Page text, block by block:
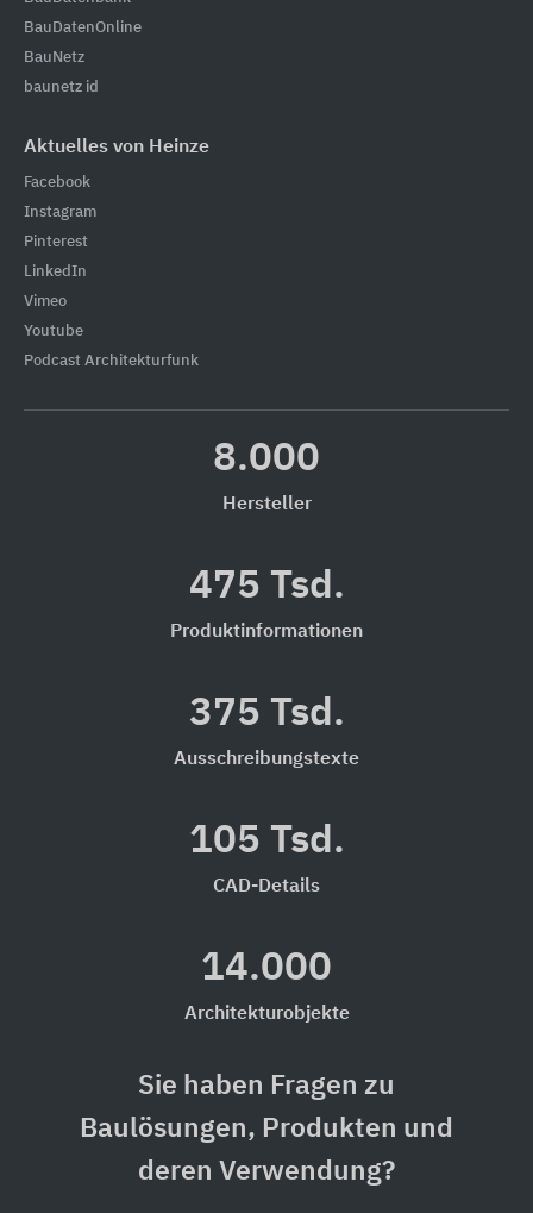
BauDatenOnline
BauNetz
baunetz id
Aktuelles von Heinze
Facebook
Instagram
Pinterest
LinkedIn
Vimeo
Youtube
Podcast Architekturfunk
8.000
Hersteller
475 Tsd.
Produktinformationen
375 Tsd.
Ausschreibungstexte
105 Tsd.
CAD-Details
14.000
Architekturobjekte
Sie haben Fragen zu
Baulösungen, Produkten und
deren Verwendung?